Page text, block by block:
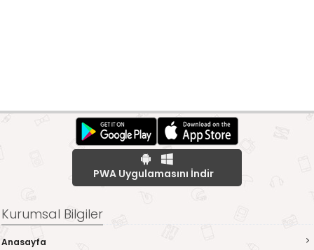
PWA Uygulamasını İndir
Kurumsal Bilgiler
Anasayfa